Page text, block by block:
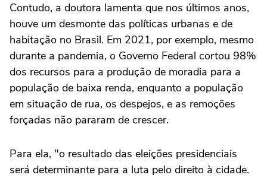
Contudo, a doutora lamenta que nos últimos anos,
houve um desmonte das políticas urbanas e de
habitação no Brasil. Em 2021, por exemplo, mesmo
durante a pandemia, o Governo Federal cortou 98%
dos recursos para a produção de moradia para a
população de baixa renda, enquanto a população
em situação de rua, os despejos, e as remoções
forçadas não pararam de crescer.
Para ela, "o resultado das eleições presidenciais
será determinante para a luta pelo direito à cidade.